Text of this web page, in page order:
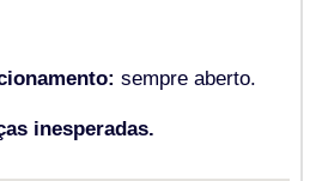
sempre aberto.
inesperadas.